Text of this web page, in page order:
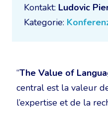
Kontakt: Ludovic
Kategorie:
“The Value of
central est la valeur
l’expertise et de la